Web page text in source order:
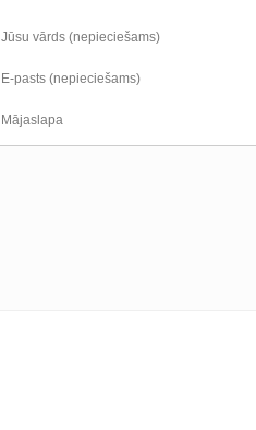
Jūsu vārds (nepieciešams)
E-pasts (nepieciešams)
Mājaslapa